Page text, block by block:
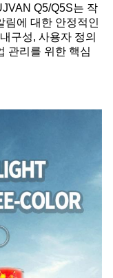
Q5/Q5S는 작
림에 대한 안정적인
구성, 사용자 정의
관리를 위한 핵심